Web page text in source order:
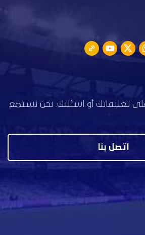
على تعليقاتك أو اسئلتك. نحن نستمع
اتصل بنا